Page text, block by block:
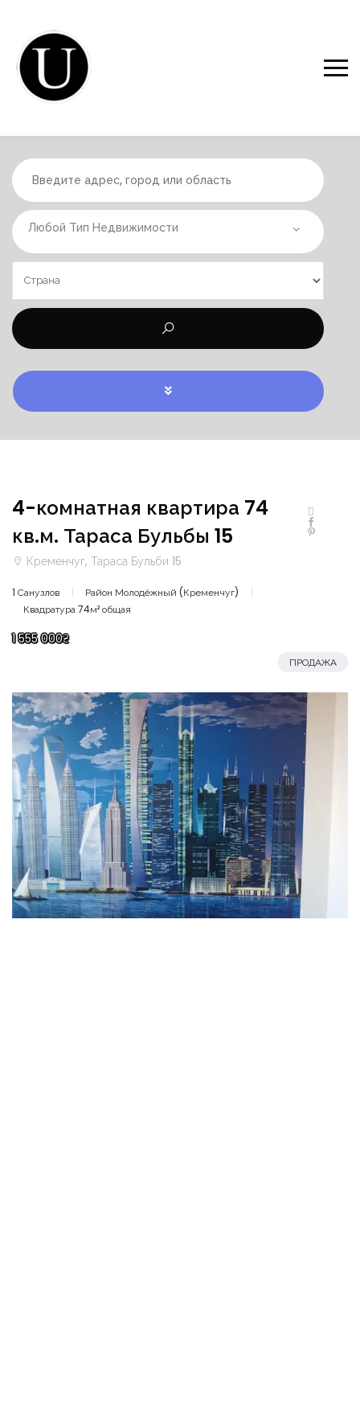
Любой Тип Недвижимости
4-комнатная квартира 74
кв.м. Тараса Бульбы 15
Кременчуг, Тараса Бульби 15
1 Санузлов
Район Молодёжный (Кременчуг)
Квадратура 74м² общая
1 555 000₴
ПРОДАЖА